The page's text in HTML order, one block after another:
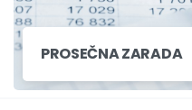
PROSEČNA ZARADA